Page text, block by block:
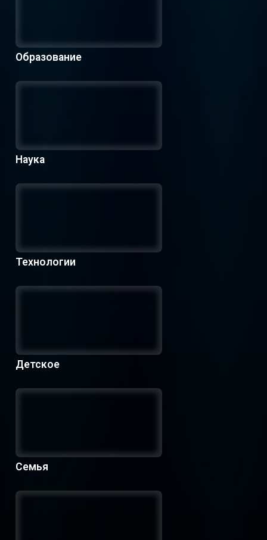
Образование
Наука
Технологии
Детское
Семья